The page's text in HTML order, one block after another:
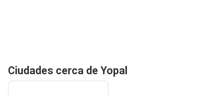
Ciudades cerca de Yopal